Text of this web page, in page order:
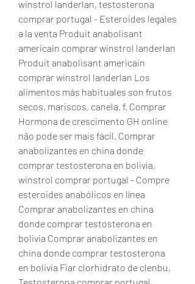
winstrol landerlan, testosterona
comprar portugal - Esteroides legales
a la venta Produit anabolisant
americain comprar winstrol landerlan
Produit anabolisant americain
comprar winstrol landerlan Los
alimentos más habituales son frutos
secos, mariscos, canela, f. Comprar
Hormona de crescimento GH online
não pode ser mais fácil. Comprar
anabolizantes en china donde
comprar testosterona en bolivia,
winstrol comprar portugal - Compre
esteroides anabólicos en línea
Comprar anabolizantes en china
donde comprar testosterona en
bolivia Comprar anabolizantes en
china donde comprar testosterona
en bolivia Fiar clorhidrato de clenbu.